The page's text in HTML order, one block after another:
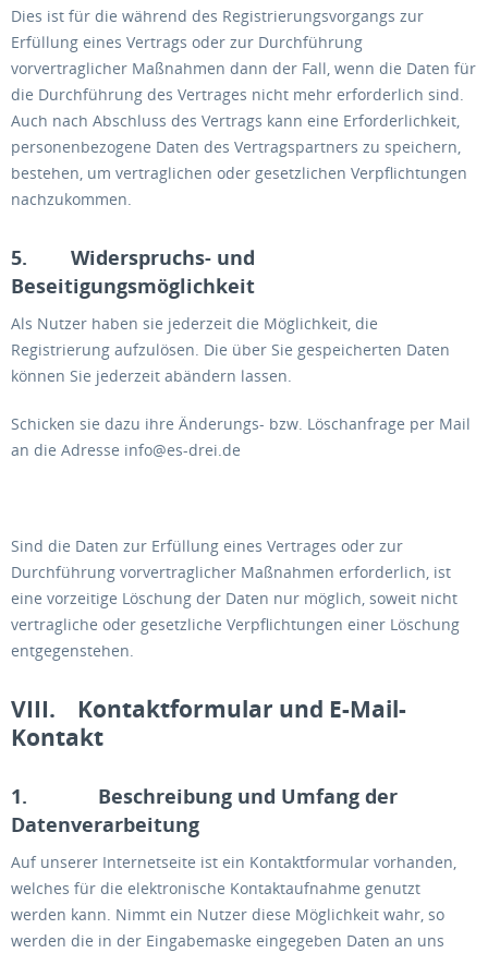
Dies ist für die während des Registrierungsvorgangs zur
Erfüllung eines Vertrags oder zur Durchführung
vorvertraglicher Maßnahmen dann der Fall, wenn die Daten für
die Durchführung des Vertrages nicht mehr erforderlich sind.
Auch nach Abschluss des Vertrags kann eine Erforderlichkeit,
personenbezogene Daten des Vertragspartners zu speichern,
bestehen, um vertraglichen oder gesetzlichen Verpflichtungen
nachzukommen.
5. Widerspruchs- und
Beseitigungsmöglichkeit
Als Nutzer haben sie jederzeit die Möglichkeit, die
Registrierung aufzulösen. Die über Sie gespeicherten Daten
können Sie jederzeit abändern lassen.
Schicken sie dazu ihre Änderungs- bzw. Löschanfrage per Mail
an die Adresse info@es-drei.de
Sind die Daten zur Erfüllung eines Vertrages oder zur
Durchführung vorvertraglicher Maßnahmen erforderlich, ist
eine vorzeitige Löschung der Daten nur möglich, soweit nicht
vertragliche oder gesetzliche Verpflichtungen einer Löschung
entgegenstehen.
VIII. Kontaktformular und E-Mail-
Kontakt
1. Beschreibung und Umfang der
Datenverarbeitung
Auf unserer Internetseite ist ein Kontaktformular vorhanden,
welches für die elektronische Kontaktaufnahme genutzt
werden kann. Nimmt ein Nutzer diese Möglichkeit wahr, so
werden die in der Eingabemaske eingegeben Daten an uns